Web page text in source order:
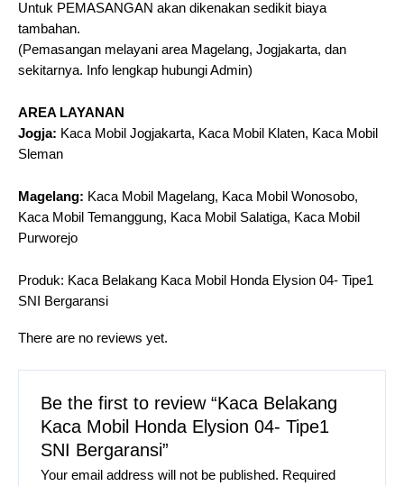
Untuk PEMASANGAN akan dikenakan sedikit biaya
tambahan.
(Pemasangan melayani area Magelang, Jogjakarta, dan
sekitarnya. Info lengkap hubungi Admin)
AREA LAYANAN
Jogja: Kaca Mobil Jogjakarta, Kaca Mobil Klaten, Kaca Mobil
Sleman
Magelang: Kaca Mobil Magelang, Kaca Mobil Wonosobo,
Kaca Mobil Temanggung, Kaca Mobil Salatiga, Kaca Mobil
Purworejo
Produk: Kaca Belakang Kaca Mobil Honda Elysion 04- Tipe1
SNI Bergaransi
There are no reviews yet.
Be the first to review “Kaca Belakang
Kaca Mobil Honda Elysion 04- Tipe1
SNI Bergaransi”
Your email address will not be published. Required